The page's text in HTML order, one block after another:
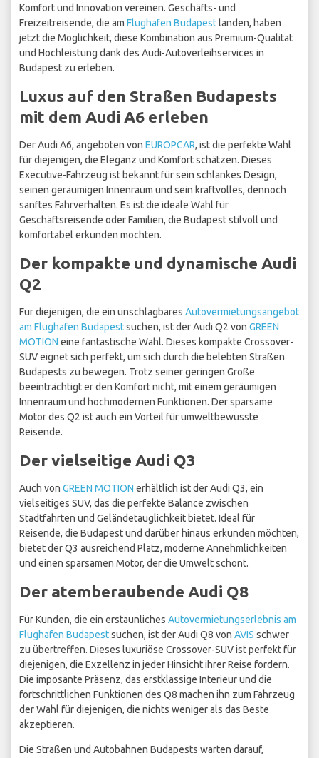
Komfort und Innovation vereinen. Geschäfts- und
Freizeitreisende, die am Flughafen Budapest landen, haben
jetzt die Möglichkeit, diese Kombination aus Premium-Qualität
und Hochleistung dank des Audi-Autoverleihservices in
Budapest zu erleben.
Luxus auf den Straßen Budapests
mit dem Audi A6 erleben
Der Audi A6, angeboten von EUROPCAR, ist die perfekte Wahl
für diejenigen, die Eleganz und Komfort schätzen. Dieses
Executive-Fahrzeug ist bekannt für sein schlankes Design,
seinen geräumigen Innenraum und sein kraftvolles, dennoch
sanftes Fahrverhalten. Es ist die ideale Wahl für
Geschäftsreisende oder Familien, die Budapest stilvoll und
komfortabel erkunden möchten.
Der kompakte und dynamische Audi
Q2
Für diejenigen, die ein unschlagbares Autovermietungsangebot
am Flughafen Budapestsuchen, ist der Audi Q2 von GREEN
MOTION eine fantastische Wahl. Dieses kompakte Crossover-
SUV eignet sich perfekt, um sich durch die belebten Straßen
Budapests zu bewegen. Trotz seiner geringen Größe
beeinträchtigt er den Komfort nicht, mit einem geräumigen
Innenraum und hochmodernen Funktionen. Der sparsame
Motor des Q2 ist auch ein Vorteil für umweltbewusste
Reisende.
Der vielseitige Audi Q3
Auch von GREEN MOTION erhältlich ist der Audi Q3, ein
vielseitiges SUV, das die perfekte Balance zwischen
Stadtfahrten und Geländetauglichkeit bietet. Ideal für
Reisende, die Budapest und darüber hinaus erkunden möchten,
bietet der Q3 ausreichend Platz, moderne Annehmlichkeiten
und einen sparsamen Motor, der die Umwelt schont.
Der atemberaubende Audi Q8
Für Kunden, die ein erstaunliches Autovermietungserlebnis am
Flughafen Budapestsuchen, ist der Audi Q8 von AVIS schwer
zu übertreffen. Dieses luxuriöse Crossover-SUV ist perfekt für
diejenigen, die Exzellenz in jeder Hinsicht ihrer Reise fordern.
Die imposante Präsenz, das erstklassige Interieur und die
fortschrittlichen Funktionen des Q8 machen ihn zum Fahrzeug
der Wahl für diejenigen, die nichts weniger als das Beste
akzeptieren.
Die Straßen und Autobahnen Budapests warten darauf,